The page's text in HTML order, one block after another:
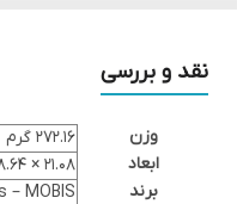
خودرو (های) مرتبط
شماره فنی های جایگزین
کیفیت
نقد و بررسی
وزن
272.16 گرم
ابعاد
21.08 × 8.64 × 5.33 سانتیمتر
برند
– MOBIS